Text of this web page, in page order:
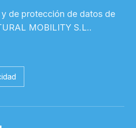
de protección de datos de
MOBILITY S.L..